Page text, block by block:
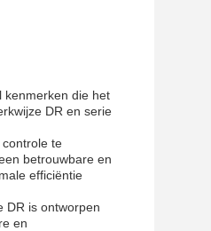
kenmerken die het
DR en serie
te
betrouwbare en
efficiëntie
DR is ontworpen
en